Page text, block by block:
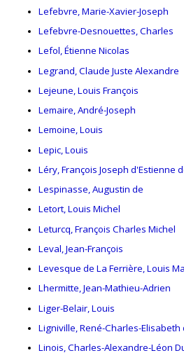
Lefebvre, Marie-Xavier-Joseph
Lefebvre-Desnouettes, Charles
Lefol, Étienne Nicolas
Legrand, Claude Juste Alexandre
Lejeune, Louis François
Lemaire, André-Joseph
Lemoine, Louis
Lepic, Louis
Léry, François Joseph d'Estienne
Lespinasse, Augustin de
Letort, Louis Michel
Leturcq, François Charles Michel
Leval, Jean-François
Levesque de La Ferrière, Louis
Lhermitte, Jean-Mathieu-Adrien
Liger-Belair, Louis
Ligniville, René-Charles-Elisabeth
Linois, Charles-Alexandre-Léon